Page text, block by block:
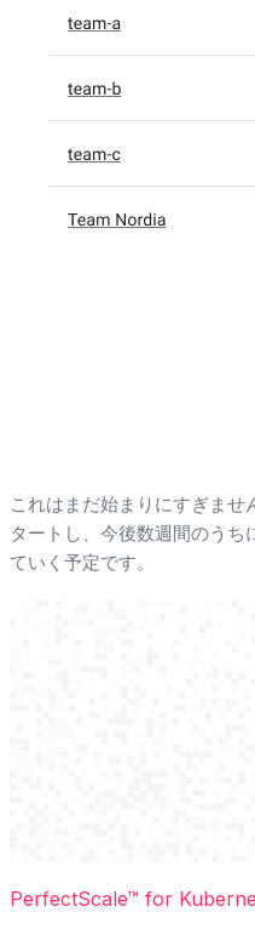
これはまだ始まりにすぎませ
タートし、今後数週間のうち
ていく予定です。
PerfectScale™ for